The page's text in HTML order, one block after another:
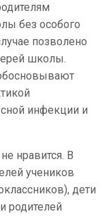
без особого
позволено
школы.
инфекции и
нравится. В
учеников
дети
родителей